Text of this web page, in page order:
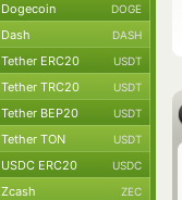
Dogecoin DOGE
Dash DASH
Tether ERC20 USDT
Tether TRC20 USDT
Tether BEP20 USDT
Tether TON USDT
USDC ERC20 USDC
Zcash ZEC